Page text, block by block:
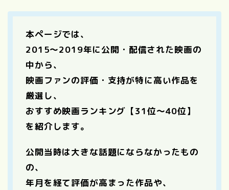
本ページでは、
2015〜2019年に公開・配信された映画の
中から、
映画ファンの評価・支持が特に高い作品を
厳選し、
おすすめ映画ランキング【31位〜40位】
を紹介します。
公開当時は大きな話題にならなかったもの
の、
年月を経て評価が高まった作品や、